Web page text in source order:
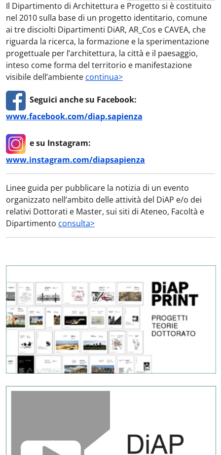
Il Dipartimento di Architettura e Progetto si è costituito
nel 2010 sulla base di un progetto identitario, comune
ai tre disciolti Dipartimenti DiAR, AR_Cos e CAVEA, che
riguarda la ricerca, la formazione e la sperimentazione
progettuale per l’architettura, la città e il paesaggio,
inteso come forma del territorio e manifestazione
visibile dell’ambiente continua>
Seguici anche su Facebook:
www.facebook.com/diap.sapienza
e su Instagram:
www.instagram.com/diapsapienza
Linee guida per pubblicare la notizia di un evento
organizzato nell’ambito delle attività del DiAP e/o dei
relativi Dottorati e Master, sui siti di Ateneo, Facoltà e
Dipartimento consulta>